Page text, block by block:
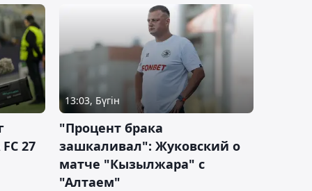
27
13:03, Бүгін
"Процент брака
зашкаливал": Жуковский о
матче "Кызылжара" с
"Алтаем"